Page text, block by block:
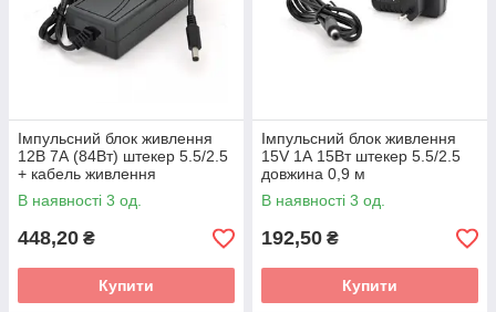
Імпульсний блок живлення
12В 7А (84Вт) штекер 5.5/2.5
+ кабель живлення
В наявності 3 од.
448,20 ₴
Купити
Імпульсний блок живлення
15V 1А 15Вт штекер 5.5/2.5
довжина 0,9 м
В наявності 3 од.
192,50 ₴
Купити